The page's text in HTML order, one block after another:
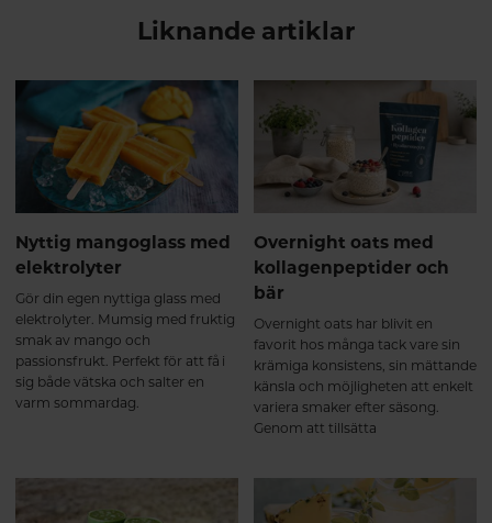
Liknande artiklar
Nyttig mangoglass med
elektrolyter
Gör din egen nyttiga glass med
elektrolyter. Mumsig med fruktig
smak av mango och
passionsfrukt. Perfekt för att få i
sig både vätska och salter en
varm sommardag.
Overnight oats med
kollagenpeptider och
bär
Overnight oats har blivit en
favorit hos många tack vare sin
krämiga konsistens, sin mättande
känsla och möjligheten att enkelt
variera smaker efter säsong.
Genom att tillsätta
att använda produkten varje dag.
Kollagenpeptiderna har neutral